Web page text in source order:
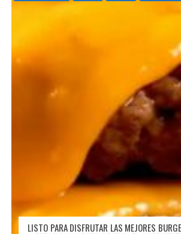
LISTO PARA DISFRUTAR LAS MEJORES